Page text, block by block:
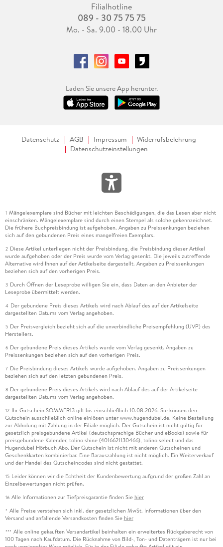
Filialhotline
089 - 30 75 75 75
Mo. - Sa. 9.00 - 18.00 Uhr
Laden Sie unsere App herunter.
Datenschutz AGB Impressum
Widerrufsbelehrung
Datenschutzeinstellungen
1 Mängelexemplare sind Bücher mit leichten Beschädigungen, die das Lesen aber nicht
einschränken. Mängelexemplare sind durch einen Stempel als solche gekennzeichnet.
Die frühere Buchpreisbindung ist aufgehoben. Angaben zu Preissenkungen beziehen
sich auf den gebundenen Preis eines mangelfreien Exemplars.
2 Diese Artikel unterliegen nicht der Preisbindung, die Preisbindung dieser Artikel
wurde aufgehoben oder der Preis wurde vom Verlag gesenkt. Die jeweils zutreffende
Alternative wird Ihnen auf der Artikelseite dargestellt. Angaben zu Preissenkungen
beziehen sich auf den vorherigen Preis.
3 Durch Öffnen der Leseprobe willigen Sie ein, dass Daten an den Anbieter der
Leseprobe übermittelt werden.
4 Der gebundene Preis dieses Artikels wird nach Ablauf des auf der Artikelseite
dargestellten Datums vom Verlag angehoben.
5 Der Preisvergleich bezieht sich auf die unverbindliche Preisempfehlung (UVP) des
Herstellers.
6 Der gebundene Preis dieses Artikels wurde vom Verlag gesenkt. Angaben zu
Preissenkungen beziehen sich auf den vorherigen Preis.
7 Die Preisbindung dieses Artikels wurde aufgehoben. Angaben zu Preissenkungen
beziehen sich auf den letzten gebundenen Preis.
8 Der gebundene Preis dieses Artikels wird nach Ablauf des auf der Artikelseite
dargestellten Datums vom Verlag angehoben.
12 Ihr Gutschein SOMMER13 gilt bis einschließlich 10.08.2026. Sie können den
Gutschein ausschließlich online einlösen unter www.hugendubel.de. Keine Bestellung
zur Abholung mit Zahlung in der Filiale möglich. Der Gutschein ist nicht gültig für
gesetzlich preisgebundene Artikel (deutschsprachige Bücher und eBooks) sowie für
preisgebundene Kalender, tolino shine (4016621130466), tolino select und das
Hugendubel Hörbuch Abo. Der Gutschein ist nicht mit anderen Gutscheinen und
Geschenkkarten kombinierbar. Eine Barauszahlung ist nicht möglich. Ein Weiterverkauf
und der Handel des Gutscheincodes sind nicht gestattet.
15 Leider können wir die Echtheit der Kundenbewertung aufgrund der großen Zahl an
Einzelbewertungen nicht prüfen.
16 Alle Informationen zur Tiefpreisgarantie finden Sie hier
* Alle Preise verstehen sich inkl. der gesetzlichen MwSt. Informationen über den
Versand und anfallende Versandkosten finden Sie hier
*** Alle online gekauften Versandartikel beinhalten ein erweitertes Rückgaberecht von
100 Tagen nach Kaufdatum. Die Rücknahme von Bild-, Ton- und Datenträgern ist nur bei